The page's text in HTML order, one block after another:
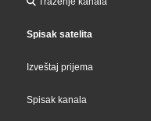
Spisak satelita
Izveštaj prijema
Spisak kanala